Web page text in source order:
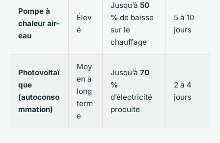
Pompe à
chaleur air-
eau
Élev
é
Jusqu’à 50
% de baisse
sur le
chauffage
5 à 10
jours
Photovoltaï
que
(autoconso
mmation)
Moy
en à
long
term
e
Jusqu’à 70
%
d’électricité
produite
2 à 4
jours